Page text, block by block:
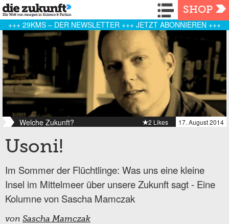
Navigation
SHOP
+++ 29KMS – DER NEWSLETTER +++ JETZT ABONNIEREN +++
Welche Zukunft? 17. August 2014
2 Likes
Usoni!
Im Sommer der Flüchtlinge: Was uns eine kleine
Insel im Mittelmeer über unsere Zukunft sagt - Eine
Kolumne von Sascha Mamczak
von Sascha Mamczak